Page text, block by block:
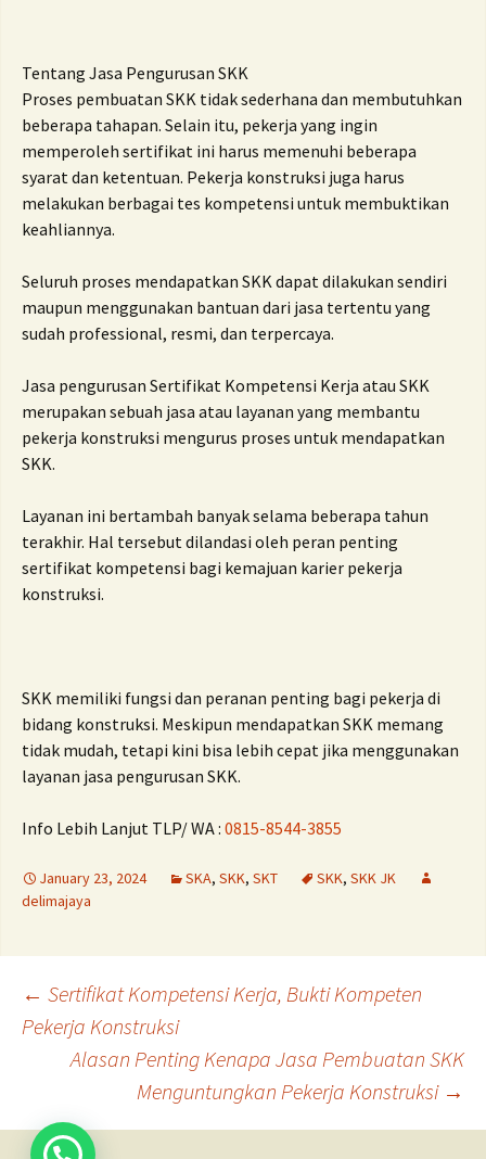
Tentang Jasa Pengurusan SKK
Proses pembuatan SKK tidak sederhana dan membutuhkan
beberapa tahapan. Selain itu, pekerja yang ingin
memperoleh sertifikat ini harus memenuhi beberapa
syarat dan ketentuan. Pekerja konstruksi juga harus
melakukan berbagai tes kompetensi untuk membuktikan
keahliannya.
Seluruh proses mendapatkan SKK dapat dilakukan sendiri
maupun menggunakan bantuan dari jasa tertentu yang
sudah professional, resmi, dan terpercaya.
Jasa pengurusan Sertifikat Kompetensi Kerja atau SKK
merupakan sebuah jasa atau layanan yang membantu
pekerja konstruksi mengurus proses untuk mendapatkan
SKK.
Layanan ini bertambah banyak selama beberapa tahun
terakhir. Hal tersebut dilandasi oleh peran penting
sertifikat kompetensi bagi kemajuan karier pekerja
konstruksi.
SKK memiliki fungsi dan peranan penting bagi pekerja di
bidang konstruksi. Meskipun mendapatkan SKK memang
tidak mudah, tetapi kini bisa lebih cepat jika menggunakan
layanan jasa pengurusan SKK.
Info Lebih Lanjut TLP/ WA : 0815-8544-3855
January 23, 2024 SKA, SKK, SKT SKK, SKK JK
delimajaya
Post
navigation
← Sertifikat Kompetensi Kerja, Bukti Kompeten
Pekerja Konstruksi
Alasan Penting Kenapa Jasa Pembuatan SKK
Menguntungkan Pekerja Konstruksi →